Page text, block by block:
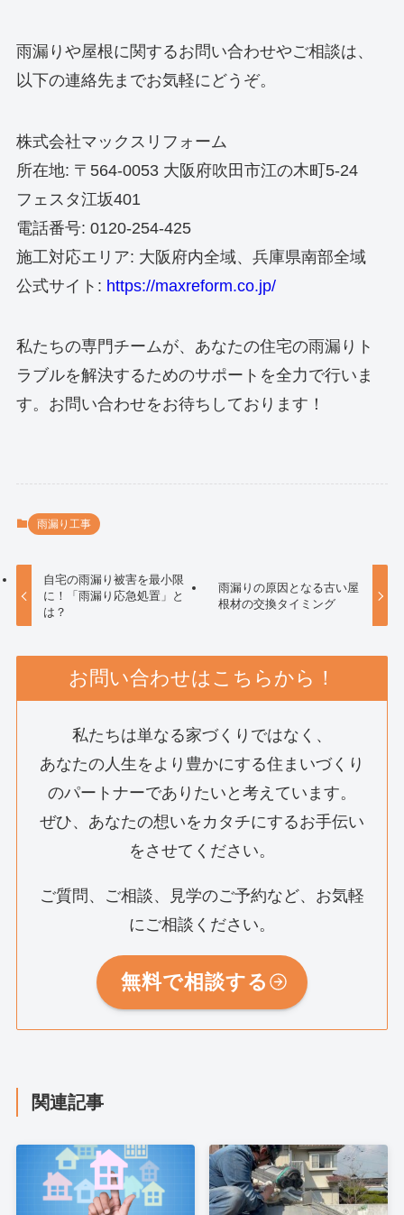
雨漏りや屋根に関するお問い合わせやご相談は、
以下の連絡先までお気軽にどうぞ。
株式会社マックスリフォーム
所在地: 〒564-0053 大阪府吹田市江の木町5-24
フェスタ江坂401
電話番号: 0120-254-425
施工対応エリア: 大阪府内全域、兵庫県南部全域
公式サイト: https://maxreform.co.jp/
私たちの専門チームが、あなたの住宅の雨漏りト
ラブルを解決するためのサポートを全力で行いま
す。お問い合わせをお待ちしております！
雨漏り工事
自宅の雨漏り被害を最小限
に！「雨漏り応急処置」と
は？
雨漏りの原因となる古い屋
根材の交換タイミング
お問い合わせはこちらから！
私たちは単なる家づくりではなく、
あなたの人生をより豊かにする住まいづくり
のパートナーでありたいと考えています。
ぜひ、あなたの想いをカタチにするお手伝い
をさせてください。
ご質問、ご相談、見学のご予約など、お気軽
にご相談ください。
無料で相談する
関連記事